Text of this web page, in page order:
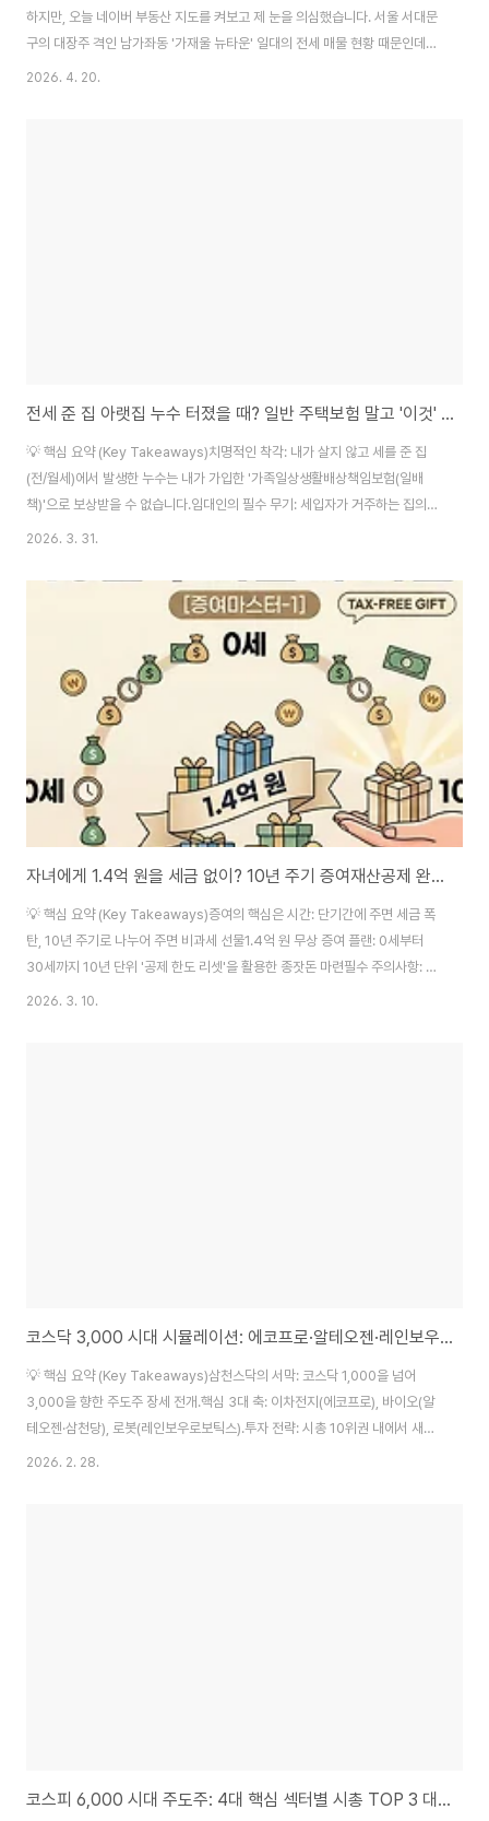
하지만, 오늘 네이버 부동산 지도를 켜보고 제 눈을 의심했습니다. 서울 서대문
구의 대장주 격인 남가좌동 '가재울 뉴타운' 일대의 전세 매물 현황 때문인데요.
이곳은 DMC파크뷰자이, 래미안루센티아 등 굵직한 대단지들이 모여 있어 무
2026. 4. 20.
전세 준 집 아랫집 누수 터졌을 때? 일반 주택보험 말고 '이것' 없으면 수백만 원 날립니다
💡 핵심 요약 (Key Takeaways)치명적인 착각: 내가 살지 않고 세를 준 집
(전/월세)에서 발생한 누수는 내가 가입한 '가족일상생활배상책임보험(일배
책)'으로 보상받을 수 없습니다.임대인의 필수 무기: 세입자가 거주하는 집의
누수 리스크를 방어하려면 반드시 [임대인배상책임 특약]이 필요합니다.황금
는 '급배수시설누출손해' 특약을 동시에 가입해야 완벽한 방어가 완성됩니다.
1. 임대인의 가장 큰 공포, "아랫집에 물 샌대요"부동산 실전 투자를 이어가다
보면 가장 두려운 순간이 있습니다. 평화로운 주말, 세입자에게서 걸려 온 한 통
의 전화. "사장님, 보일러실 쪽에서 물이 새서 아랫집 천장이 다 젖었대요." 부
동산 경제..
2026. 3. 31.
자녀에게 1.4억 원을 세금 없이? 10년 주기 증여재산공제 완벽 활용법
💡 핵심 요약 (Key Takeaways)증여의 핵심은 시간: 단기간에 주면 세금 폭
탄, 10년 주기로 나누어 주면 비과세 선물1.4억 원 무상 증여 플랜: 0세부터
30세까지 10년 단위 '공제 한도 리셋'을 활용한 종잣돈 마련필수 주의사항: 납
부할 세금이 0원이라도 향후 자금출처 소명을 위해 '증여세 신고'는 필수1. 증
2026. 3. 10.
코스닥 3,000 시대 시뮬레이션: 에코프로·알테오젠·레인보우가 찍어야 할 주가
💡 핵심 요약 (Key Takeaways)삼천스닥의 서막: 코스닥 1,000을 넘어
3,000을 향한 주도주 장세 전개.핵심 3대 축: 이차전지(에코프로), 바이오(알
테오젠·삼천당), 로봇(레인보우로보틱스).투자 전략: 시총 10위권 내에서 새롭
게 치고 올라오는 '순위 바뀜' 종목에 주목. 1. 코스닥 1,000 시대를 넘어 '삼천
2026. 2. 28.
코스피 6,000 시대 주도주: 4대 핵심 섹터별 시총 TOP 3 대장주 총정리